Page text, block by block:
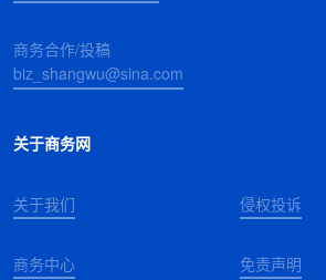
商务合作/投稿
biz_shangwu@sina.com
关于商务网
关于我们 侵权投诉
商务中心 免责声明